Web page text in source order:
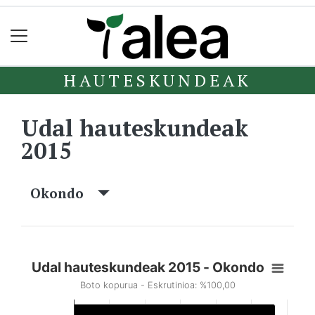
HAUTESKUNDEAK
Udal hauteskundeak
2015
Okondo
Udal hauteskundeak 2015 - Okondo
Boto kopurua - Eskrutinioa: %100,00